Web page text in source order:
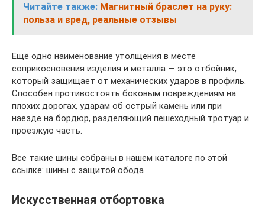
Читайте также: Магнитный браслет на руку:
польза и вред, реальные отзывы
Ещё одно наименование утолщения в месте
соприкосновения изделия и металла — это отбойник,
который защищает от механических ударов в профиль.
Способен противостоять боковым повреждениям на
плохих дорогах, ударам об острый камень или при
наезде на бордюр, разделяющий пешеходный тротуар и
проезжую часть.
Все такие шины собраны в нашем каталоге по этой
ссылке: шины с защитой обода
Искусственная отбортовка